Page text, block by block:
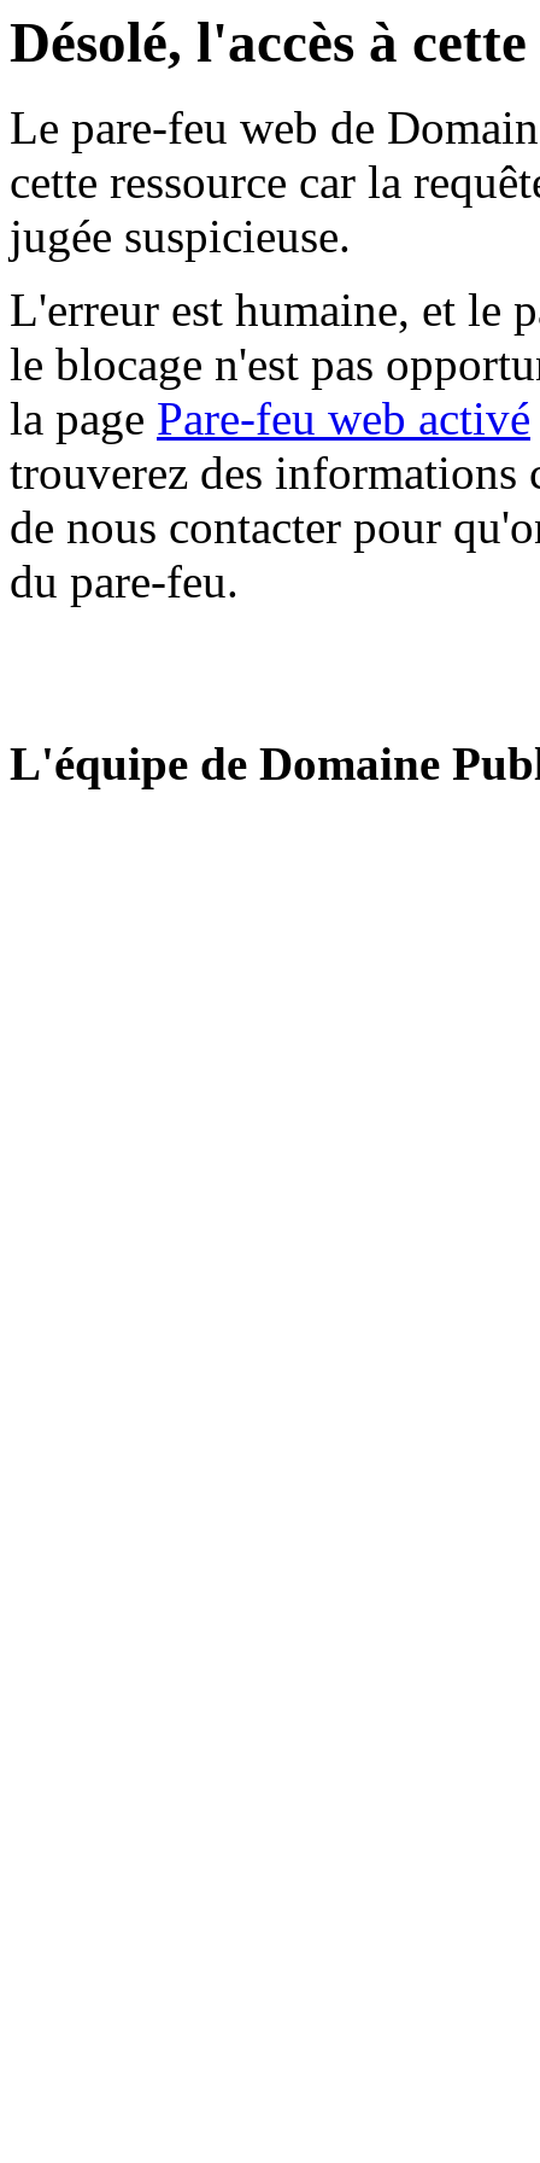
Désolé, l'accès à
Le pare-feu web de
cette ressource car la
jugée suspicieuse.
L'erreur est humaine, et le
le blocage n'est pas
la page Pare-feu web activé
trouverez des informations
de nous contacter pour
du pare-feu.
L'équipe de Domaine